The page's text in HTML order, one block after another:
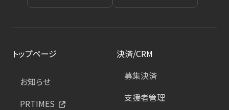
トップページ
お知らせ
PRTIMES
決済/CRM
募集決済
支援者管理